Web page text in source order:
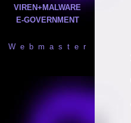
VIREN+MALWARE
E-GOVERNMENT
W e b m a s t e r